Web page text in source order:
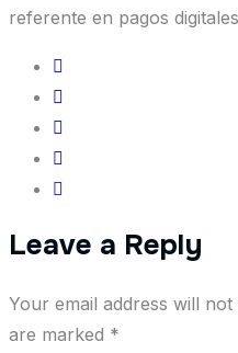
referente en pagos
Leave a Reply
Your email address will not
are marked *